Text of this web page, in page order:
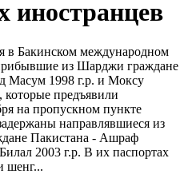
в Бакинском международном
из Шарджи граждане
Масум 1998 г.р. и Моксу
предъявили
на пропускном пункте
направлявшиеся из
Пакистана - Ашраф
2003 г.р. B их паспортах
шенг...